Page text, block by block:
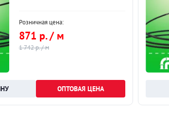
Розничная цена:
871 р. / м
1 742 р. / м
ОПТОВАЯ ЦЕНА